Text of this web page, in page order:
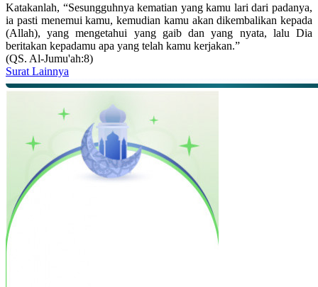
Katakanlah, “Sesungguhnya kematian yang kamu lari dari padanya,
ia pasti menemui kamu, kemudian kamu akan dikembalikan kepada
(Allah), yang mengetahui yang gaib dan yang nyata, lalu Dia
beritakan kepadamu apa yang telah kamu kerjakan.”
(QS. Al-Jumu'ah:8)
Surat Lainnya